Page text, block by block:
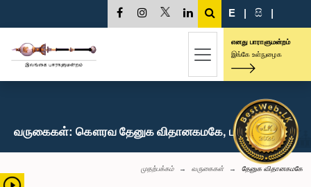
E | සි |
எனது பாராளுமன்றம்
இங்கே உள்நுழைக
வருகைகள்: கௌரவ தேனுக விதானகமகே, பா.உ.
முதற்பக்கம் வருகைகள் தேனுக விதானகமகே